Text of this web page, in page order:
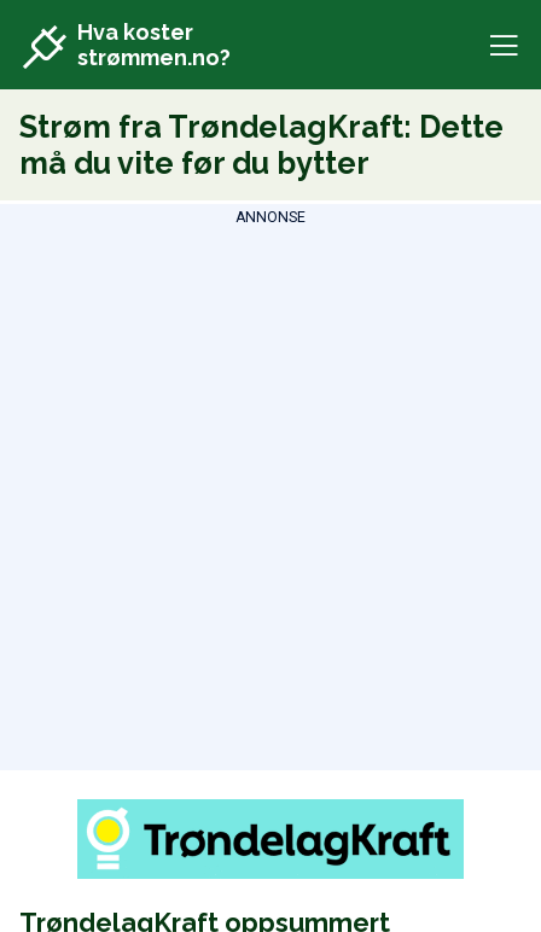
Hva koster
strømmen.no?
Strøm fra TrøndelagKraft: Dette
må du vite før du bytter
ANNONSE
TrøndelagKraft oppsummert